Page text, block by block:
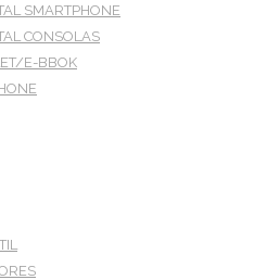
SMARTPHONE
CONSOLAS
E-BBOK